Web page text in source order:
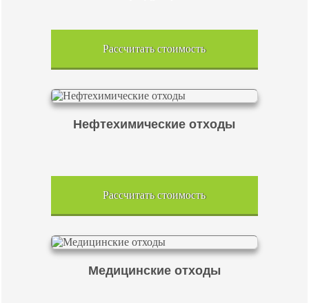
Рассчитать стоимость
Нефтехимические отходы
Рассчитать стоимость
Медицинские отходы